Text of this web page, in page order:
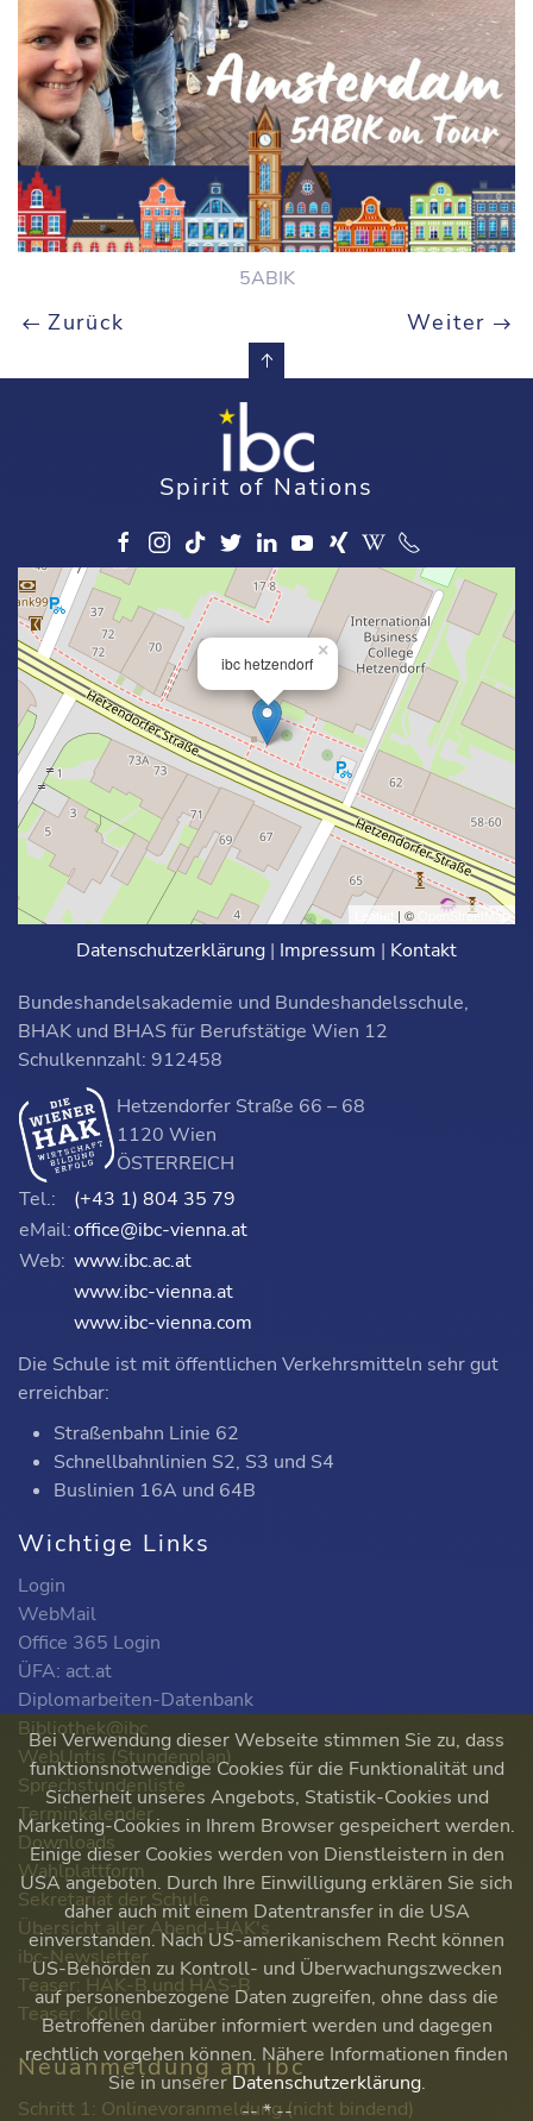
5ABIK
Zurück Weiter
Spirit of Nations
ibc hetzendorf
×
Leaflet | © OpenStreetMap
Datenschutzerklärung | Impressum | Kontakt
Bundeshandelsakademie und Bundeshandelsschule,
BHAK und BHAS für Berufstätige Wien 12
Schulkennzahl: 912458
Hetzendorfer Straße 66 – 68
1120 Wien
ÖSTERREICH
Tel.:
(+43 1) 804 35 79
eMail:office@ibc-vienna.at
Web: www.ibc.ac.at
www.ibc-vienna.at
www.ibc-vienna.com
Die Schule ist mit öffentlichen Verkehrsmitteln sehr gut
erreichbar:
Straßenbahn Linie 62
Schnellbahnlinien S2, S3 und S4
Buslinien 16A und 64B
Wichtige Links
Login
WebMail
Office 365 Login
ÜFA: act.at
Diplomarbeiten-Datenbank
Bibliothek@ibc
WebUntis (Stundenplan)
Sprechstundenliste
Terminkalender
Downloads
Wahlplattform
Sekretariat der Schule
Übersicht aller Abend-HAK's
ibc-Newsletter
Teaser: HAK-B und HAS-B
Teaser: Kolleg
Neuanmeldung am ibc
Schritt 1: Onlinevoranmeldung (nicht bindend)
Bei Verwendung dieser Webseite stimmen Sie zu, dass
funktionsnotwendige Cookies für die Funktionalität und
Sicherheit unseres Angebots, Statistik-Cookies und
Marketing-Cookies in Ihrem Browser gespeichert werden.
Einige dieser Cookies werden von Dienstleistern in den
USA angeboten. Durch Ihre Einwilligung erklären Sie sich
daher auch mit einem Datentransfer in die USA
einverstanden. Nach US-amerikanischem Recht können
US-Behörden zu Kontroll- und Überwachungszwecken
auf personenbezogene Daten zugreifen, ohne dass die
Betroffenen darüber informiert werden und dagegen
rechtlich vorgehen können. Nähere Informationen finden
Sie in unsererDatenschutzerklärung.
-- * --